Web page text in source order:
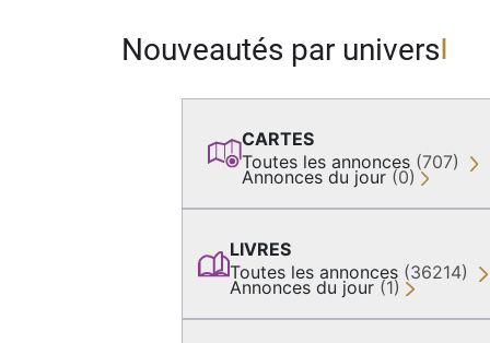
Nouveautés par univers
CARTES
Toutes les annonces (707)
Annonces du jour (0)
LIVRES
Toutes les annonces (36214)
Annonces du jour (1)